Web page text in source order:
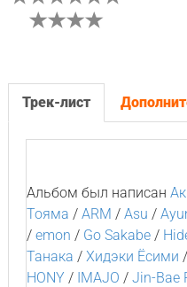
Трек-лист
Альбом был написан
Тояма / ARM / Asu /
/ emon / Go Sakabe/
Танака / Хидэки Ёсими /
HONY / IMAJO / Jin-Bae